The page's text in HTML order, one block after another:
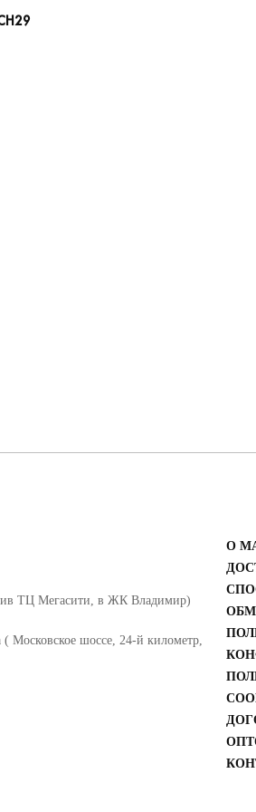
ТЦ Мегасити, в ЖК Владимир)
Московское шоссе, 24-й километр,
О